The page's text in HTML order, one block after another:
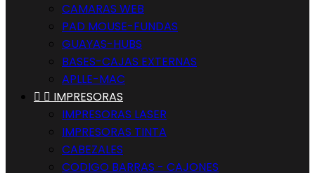
CAMARAS WEB
PAD MOUSE-FUNDAS
GUAYAS-HUBS
BASES-CAJAS EXTERNAS
APLLE-MAC
  IMPRESORAS
IMPRESORAS LASER
IMPRESORAS TINTA
CABEZALES
CODIGO BARRAS - CAJONES